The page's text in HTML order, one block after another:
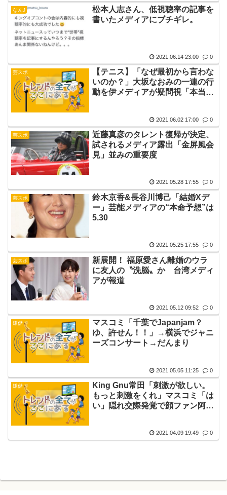
なんJ
松本人志さん、低視聴率の記事を
書いたメディアにブチギレ。
2021.06.14 23:00 0
芸スポ
【テニス】「なぜ最初から言わな
いのか？」大坂なおみの一連の行
動を伊メディアが疑問視「本当に
2021.06.02 17:00 0
芸スポ
近藤真彦のタレント復帰が決定、
試されるメディア露出「金屏風会
見」並みの重要度
2021.05.28 17:55 0
芸スポ
鈴木京香&長谷川博己「結婚Xデ
ー」芸能メディアの“本命予想”は
5.30
2021.05.25 17:55 0
芸スポ
新展開！ 福原愛さん離婚のウラ
に友人の〝洗脳〟か 台湾メディ
アが報道
2021.05.12 09:52 0
嫌儲
マスコミ「千葉でJapanjam？
ゆ、許せん！！」→横浜でジャニ
ーズコンサート→だんまり
2021.05.05 11:25 0
嫌儲
King Gnu常田「刺激が欲しい。
もっと刺激をくれ」マスコミ「は
い」隠れ交際発覚で顔ファン阿鼻
2021.04.09 19:49 0